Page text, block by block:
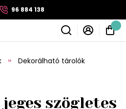
96 884 138
Dekorálható tárolók
szögletes